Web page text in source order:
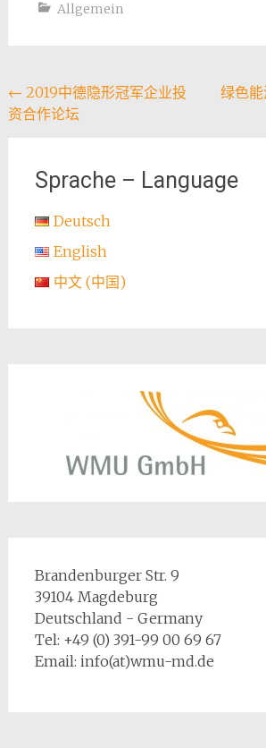
Allgemein
Post
navigation
← 2019中德隐形冠军企业投
资合作论坛
绿色
Sprache – Language
Deutsch
English
中文 (中国)
Brandenburger Str. 9
39104 Magdeburg
Deutschland - Germany
Tel: +49 (0) 391-99 00 69 67
Email: info(at)wmu-md.de